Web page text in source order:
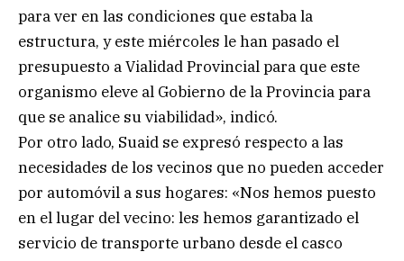
para ver en las condiciones que estaba la
estructura, y este miércoles le han pasado el
presupuesto a Vialidad Provincial para que este
organismo eleve al Gobierno de la Provincia para
que se analice su viabilidad», indicó.
Por otro lado, Suaid se expresó respecto a las
necesidades de los vecinos que no pueden acceder
por automóvil a sus hogares: «Nos hemos puesto
en el lugar del vecino: les hemos garantizado el
servicio de transporte urbano desde el casco